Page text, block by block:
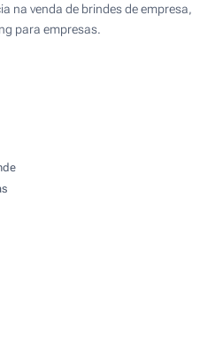
na venda de brindes de empresa,
para empresas.